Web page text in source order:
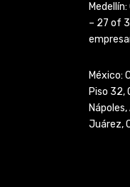
– 27 of
México:
Piso 32,
Nápoles,
Juárez,